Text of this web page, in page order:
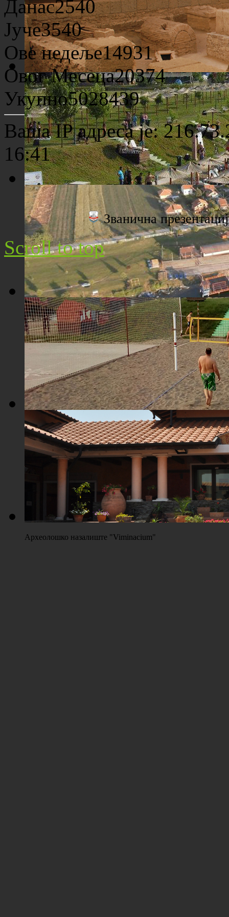
Археолошко налазиште "Viminacium"
Плажа "Топољар" - Поглед са торња
Плажа "Топољар" - Поглед из ваздуха
Плажа "Топољар" - Терени на песку
Археолошко назалиште "Viminacium"
Данас2540
Јуче3540
Ове недеље14931
Овог Месеца20374
Укупно5028439
Ваша IP адреса је:
16:41
Званична
Scroll to top